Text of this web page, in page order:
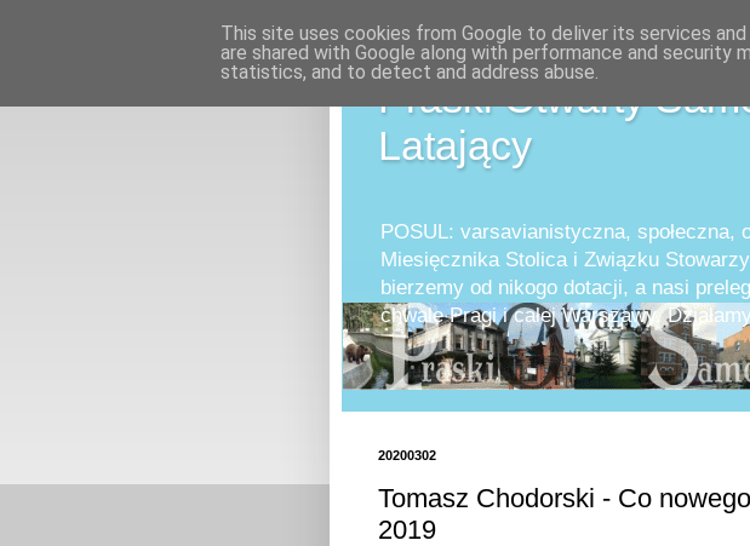
Praski Otwarty
Latający
POSUL: varsavianistyczna, społeczna,
Miesięcznika Stolica i Związku
bierzemy od nikogo dotacji, a nasi
chwale Pragi i całej Warszawy.
20200302
Tomasz Chodorski - Co
2019
This site uses cookies from Google to deliver its services
are shared with Google along with performance and security
statistics, and to detect and address abuse.